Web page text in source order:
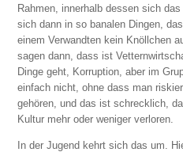
Rahmen, innerhalb dessen sich
sich dann in so banalen Dingen,
einem Verwandten kein Knöllchen
sagen dann, dass ist
Dinge geht, Korruption, aber im
einfach nicht, ohne dass man
gehören, und das ist schrecklich,
Kultur mehr oder weniger verloren.
In der Jugend kehrt sich das um.